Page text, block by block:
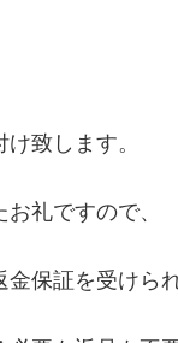
致します。
礼ですので、
保証を受けら